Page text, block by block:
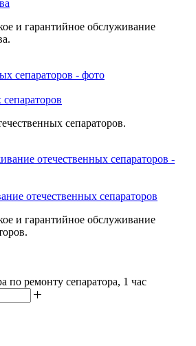
и гарантийное обслуживание
сепараторов.
отечественных сепараторов
и гарантийное обслуживание
по ремонту сепаратора, 1 час